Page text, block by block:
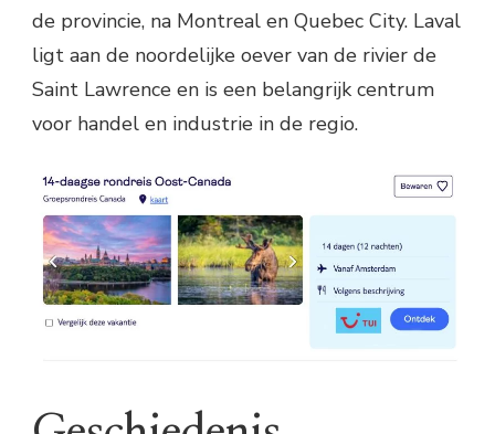
de provincie, na Montreal en Quebec City. Laval
ligt aan de noordelijke oever van de rivier de
Saint Lawrence en is een belangrijk centrum
voor handel en industrie in de regio.